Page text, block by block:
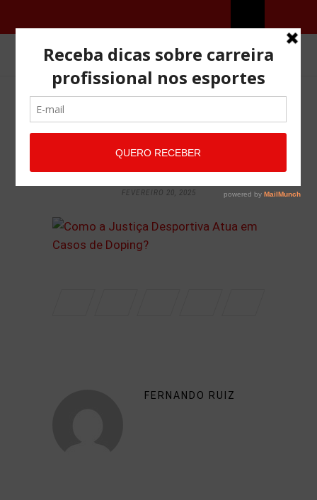
COMO A JUSTIÇA
DESPORTIVA ATUA EM
CASOS DE DOPING?
FEVEREIRO 20, 2025
FERNANDO RUIZ